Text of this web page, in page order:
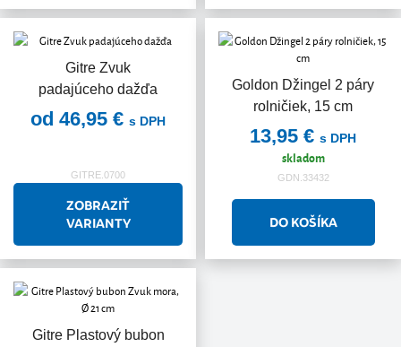
Gitre Zvuk
padajúceho dažďa
od 46,95 € s DPH
GITRE.0700
ZOBRAZIŤ
VARIANTY
Goldon Džingel 2 páry
rolničiek, 15 cm
13,95 € s DPH
skladom
GDN.33432
Gitre Plastový bubon